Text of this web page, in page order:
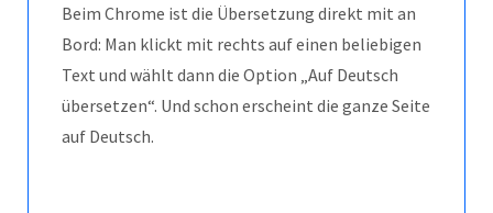
Beim Chrome ist die Übersetzung direkt mit an
Bord: Man klickt mit rechts auf einen beliebigen
Text und wählt dann die Option „Auf Deutsch
übersetzen“. Und schon erscheint die ganze Seite
auf Deutsch.